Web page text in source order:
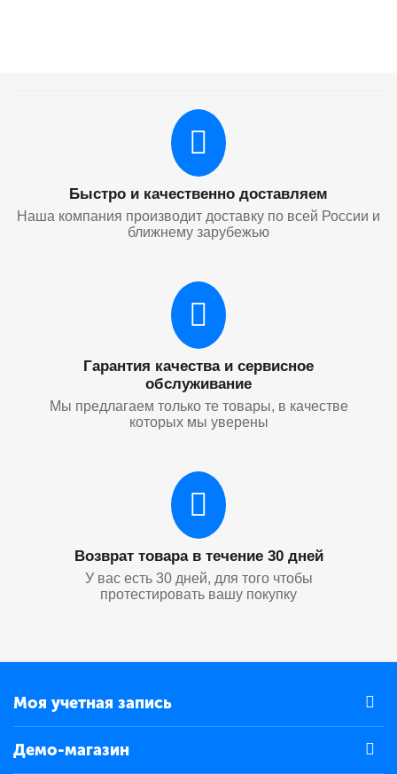
Быстро и качественно доставляем
Наша компания производит доставку по всей России и
ближнему зарубежью
Гарантия качества и сервисное
обслуживание
Мы предлагаем только те товары, в качестве
которых мы уверены
Возврат товара в течение 30 дней
У вас есть 30 дней, для того чтобы
протестировать вашу покупку
Моя учетная запись
Демо-магазин